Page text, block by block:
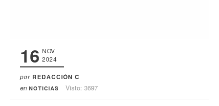
16 NOV
2024
por REDACCIÓN C
en NOTICIAS Visto: 3697